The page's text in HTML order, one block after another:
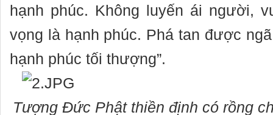
hạnh phúc. Không luyến ái người,
vọng là hạnh phúc. Phá tan được
hạnh phúc tối thượng”.
Tượng Đức Phật thiền định có rồng